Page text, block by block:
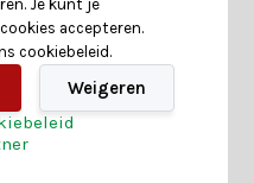
om jouw middelgrote tot
cmtot 300 cm te
binnenruimtes en om een
ontworpen voor
Je kunt je
accepteren.
cookiebeleid.
Weigeren